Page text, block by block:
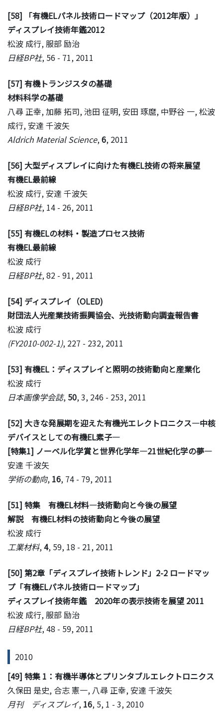
[58] 「有機ELパネル技術ロードマップ（2012年版）」
ディスプレイ技術年鑑2012
松波 成行, 服部 励治
日経BP社, 56 - 71, 2011
[57] 有機トランジスタの基礎
材料科学の基礎
八尋 正幸, 加藤 拓司, 池田 征明, 安田 琢麿, 中野谷 一, 松波
成行, 安達 千波矢
Aldrich Material Science,6, 2011
[56] 大型ディスプレイに向けた有機EL技術の将来展望
有機EL最前線
松波 成行, 安達 千波矢
日経BP社, 14 - 26, 2011
[55] 有機ELの材料・製造プロセス技術
有機EL最前線
松波 成行
日経BP社, 82 - 91, 2011
[54] ディスプレイ（OLED)
財団法人光産業技術振興協会、光技術動向調査報告書
松波 成行
(FY2010-002-1), 227 - 232, 2011
[53] 有機EL：ディスプレイと照明の技術動向と産業化
松波 成行
日本画像学会誌, 50, 3, 246 - 253, 2011
[52] 大きな発展期を迎えた有機光エレクトロニクス―中核
デバイスとしての有機EL素子―
[特集1] ノーベル化学賞と世界化学年―21世紀化学の夢―
安達 千波矢
学術の動向, 16, 74 - 79, 2011
[51] 特集 有機EL材料―技術動向と今後の展望
解説 有機EL材料の技術動向と今後の展望
松波 成行
工業材料,4, 59, 18 - 21, 2011
[50] 第2章「ディスプレイ技術トレンド」2-2 ロードマッ
プ「有機ELパネル技術ロードマップ」
ディスプレイ技術年鑑 2020年の表示技術を展望 2011
松波 成行, 服部 励治
日経BP社, 48 - 59, 2011
2010
[49] 特集 1：有機半導体とプリンタブルエレクトロニクス
久保田 是史, 合志 憲一, 八尋 正幸, 安達 千波矢
月刊 ディスプレイ, 16, 5, 1 - 3, 2010